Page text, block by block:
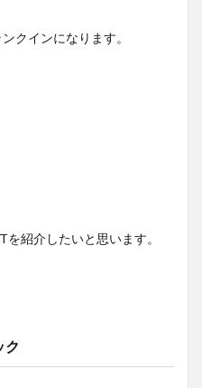
クインになります。
紹介したいと思います。